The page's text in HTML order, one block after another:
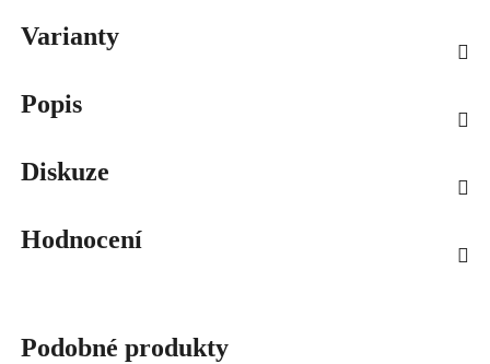
Varianty
Popis
Diskuze
Hodnocení
Podobné produkty